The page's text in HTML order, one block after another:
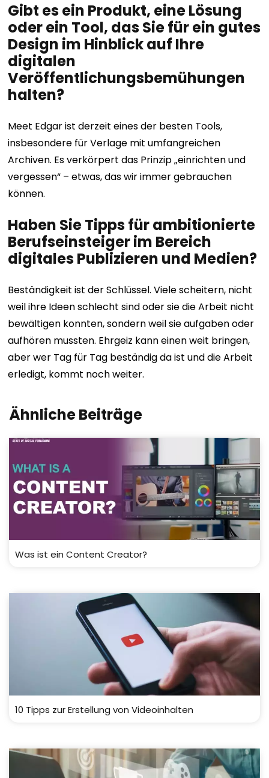
Gibt es ein Produkt, eine Lösung
oder ein Tool, das Sie für ein gutes
Design im Hinblick auf Ihre
digitalen
Veröffentlichungsbemühungen
halten?
Meet Edgar ist derzeit eines der besten Tools,
insbesondere für Verlage mit umfangreichen
Archiven. Es verkörpert das Prinzip „einrichten und
vergessen“ – etwas, das wir immer gebrauchen
können.
Haben Sie Tipps für ambitionierte
Berufseinsteiger im Bereich
digitales Publizieren und Medien?
Beständigkeit ist der Schlüssel. Viele scheitern, nicht
weil ihre Ideen schlecht sind oder sie die Arbeit nicht
bewältigen konnten, sondern weil sie aufgaben oder
aufhören mussten. Ehrgeiz kann einen weit bringen,
aber wer Tag für Tag beständig da ist und die Arbeit
erledigt, kommt noch weiter.
Ähnliche Beiträge
Was ist ein Content Creator?
10 Tipps zur Erstellung von Videoinhalten